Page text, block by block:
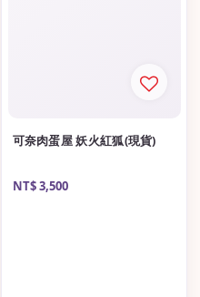
可奈肉蛋屋 妖火紅狐(現貨)
Regular
NT$ 3,500